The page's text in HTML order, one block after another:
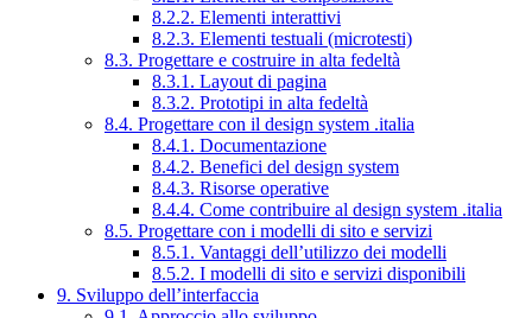
8.2.2. Elementi interattivi
8.2.3. Elementi testuali (microtesti)
8.3. Progettare e costruire in alta fedeltà
8.3.1. Layout di pagina
8.3.2. Prototipi in alta fedeltà
8.4. Progettare con il design system .italia
8.4.1. Documentazione
8.4.2. Benefici del design system
8.4.3. Risorse operative
8.4.4. Come contribuire al design system .italia
8.5. Progettare con i modelli di sito e servizi
8.5.1. Vantaggi dell’utilizzo dei modelli
8.5.2. I modelli di sito e servizi disponibili
9. Sviluppo dell’interfaccia